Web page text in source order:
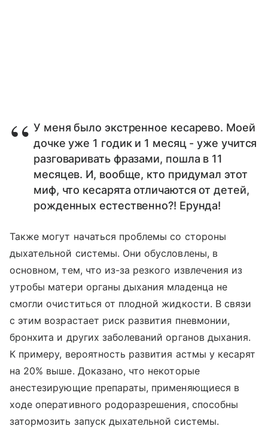
У меня было экстренное кесарево. Моей
дочке уже 1 годик и 1 месяц - уже учится
разговаривать фразами, пошла в 11
месяцев. И, вообще, кто придумал этот
миф, что кесарята отличаются от детей,
рожденных естественно?! Ерунда!
Также могут начаться проблемы со стороны
дыхательной системы. Они обусловлены, в
основном, тем, что из-за резкого извлечения из
утробы матери органы дыхания младенца не
смогли очиститься от плодной жидкости. В связи
с этим возрастает риск развития пневмонии,
бронхита и других заболеваний органов дыхания.
К примеру, вероятность развития астмы у кесарят
на 20% выше. Доказано, что некоторые
анестезирующие препараты, применяющиеся в
ходе оперативного родоразрешения, способны
затормозить запуск дыхательной системы.